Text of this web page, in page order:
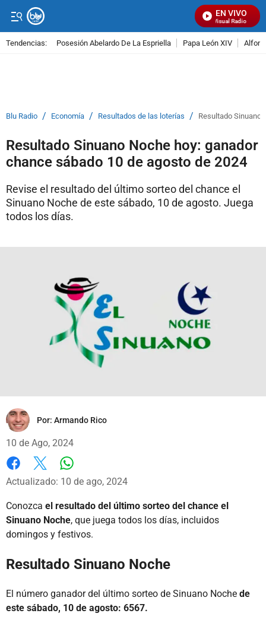
EN VIVO
Señal Visual Radio
Tendencias: Posesión Abelardo De La Espriella Papa León XIV
Blu Radio / Economía / Resultados de las loterías / Resultado Sinuano
Resultado Sinuano Noche hoy: ganador
chance sábado 10 de agosto de 2024
Revise el resultado del último sorteo del chance el
Sinuano Noche de este sábado, 10 de agosto. Juega
todos los días.
Por: Armando Rico
10 de Ago, 2024
Facebook
X
Actualizado: 10 de ago, 2024
Conozca el resultado del último sorteo del chance el
Sinuano Noche, que juega todos los días, incluidos
domingos y festivos.
Resultado Sinuano Noche
El número ganador del último sorteo de Sinuano Noche de
este sábado, 10 de agosto: 6567.